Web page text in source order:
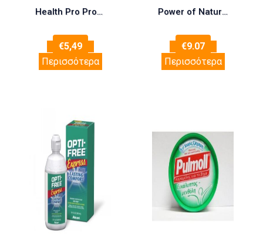
Health Pro Probio-orobiotic με Προβιοτικά και Πρεβιοτικά 20 φακελίσκοι
€5,49
Περισσότερα
Power of Nature Promo Echinacea Extra 100mg, 20eff.tabs & Vitamin C 500mg, 20eff.tabs, 1σετ
€9.07
Περισσότερα